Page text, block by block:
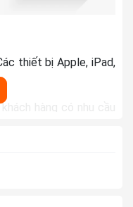
thiết bị Apple, iPad,
hàng có nhu cầu
hơn thị trường hiện